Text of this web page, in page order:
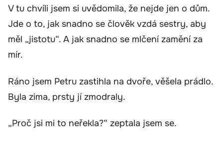
V tu chvíli jsem si uvědomila, že nejde jen o dům.
Jde o to, jak snadno se člověk vzdá sestry, aby
měl „jistotu“. A jak snadno se mlčení zamění za
mír.
Ráno jsem Petru zastihla na dvoře, věšela prádlo.
Byla zima, prsty jí zmodraly.
„Proč jsi mi to neřekla?“ zeptala jsem se.